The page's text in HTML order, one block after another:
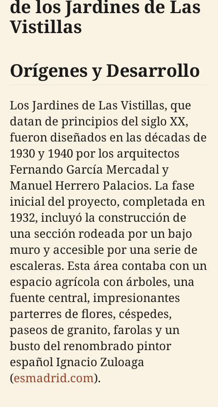
de los Jardines de Las
Vistillas
Orígenes y Desarrollo
Los Jardines de Las Vistillas, que
datan de principios del siglo XX,
fueron diseñados en las décadas de
1930 y 1940 por los arquitectos
Fernando García Mercadal y
Manuel Herrero Palacios. La fase
inicial del proyecto, completada en
1932, incluyó la construcción de
una sección rodeada por un bajo
muro y accesible por una serie de
escaleras. Esta área contaba con un
espacio agrícola con árboles, una
fuente central, impresionantes
parterres de flores, céspedes,
paseos de granito, farolas y un
busto del renombrado pintor
español Ignacio Zuloaga
(esmadrid.com).